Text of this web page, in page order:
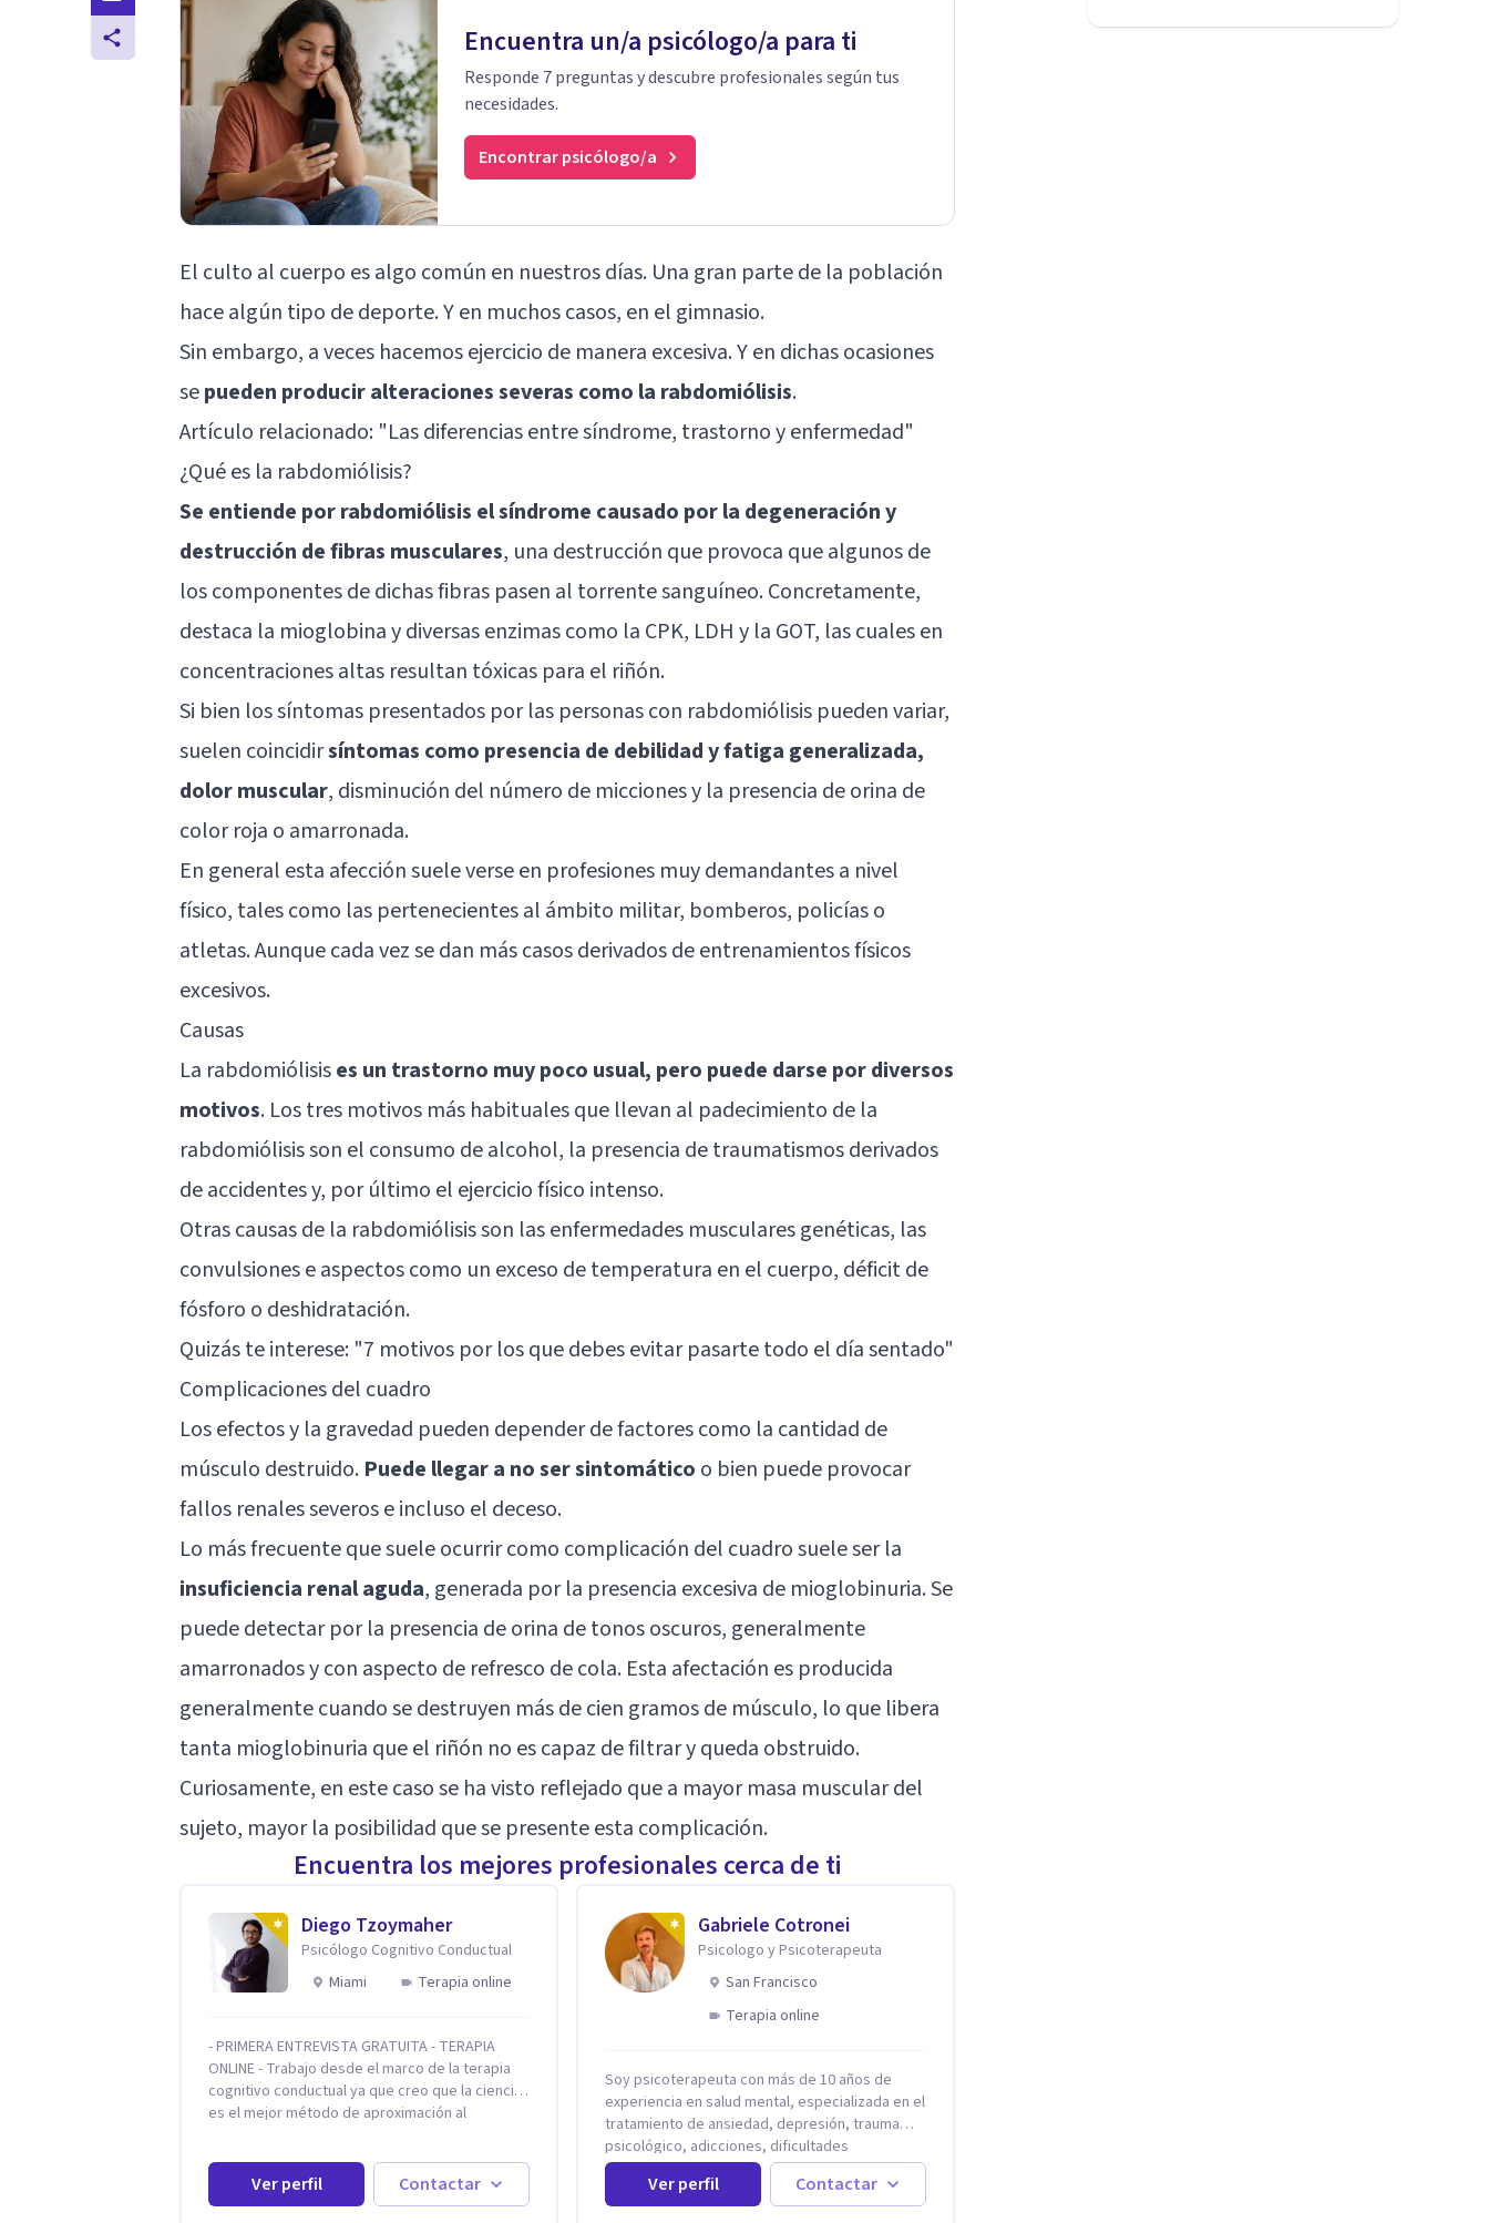
Encuentra un/a psicólogo/a para ti
Responde 7 preguntas y descubre profesionales según tus
necesidades.
Encontrar psicólogo/a
El culto al cuerpo es algo común en nuestros días. Una gran parte de la población
hace algún tipo de deporte. Y en muchos casos, en el gimnasio.
Sin embargo, a veces hacemos ejercicio de manera excesiva. Y en dichas ocasiones
sepueden producir alteraciones severas como la rabdomiólisis.
Artículo relacionado: "Las diferencias entre síndrome, trastorno y enfermedad"
¿Qué es la rabdomiólisis?
Se entiende por rabdomiólisis el síndrome causado por la degeneración y
destrucción de fibras musculares, una destrucción que provoca que algunos de
los componentes de dichas fibras pasen al torrente sanguíneo. Concretamente,
destaca la mioglobina y diversas enzimas como la CPK, LDH y la GOT, las cuales en
concentraciones altas resultan tóxicas para el riñón.
Si bien los síntomas presentados por las personas con rabdomiólisis pueden variar,
suelen coincidirsíntomas como presencia de debilidad y fatiga generalizada,
dolor muscular, disminución del número de micciones y la presencia de orina de
color roja o amarronada.
En general esta afección suele verse en profesiones muy demandantes a nivel
físico, tales como las pertenecientes al ámbito militar, bomberos, policías o
atletas. Aunque cada vez se dan más casos derivados de entrenamientos físicos
excesivos.
Causas
La rabdomiólisises un trastorno muy poco usual, pero puede darse por diversos
motivos. Los tres motivos más habituales que llevan al padecimiento de la
rabdomiólisis son el consumo de alcohol, la presencia de traumatismos derivados
de accidentes y, por último el ejercicio físico intenso.
Otras causas de la rabdomiólisis son las enfermedades musculares genéticas, las
convulsiones e aspectos como un exceso de temperatura en el cuerpo, déficit de
fósforo o deshidratación.
Quizás te interese: "7 motivos por los que debes evitar pasarte todo el día sentado"
Complicaciones del cuadro
Los efectos y la gravedad pueden depender de factores como la cantidad de
músculo destruido. Puede llegar a no ser sintomático o bien puede provocar
fallos renales severos e incluso el deceso.
Lo más frecuente que suele ocurrir como complicación del cuadro suele ser la
insuficiencia renal aguda, generada por la presencia excesiva de mioglobinuria. Se
puede detectar por la presencia de orina de tonos oscuros, generalmente
amarronados y con aspecto de refresco de cola. Esta afectación es producida
generalmente cuando se destruyen más de cien gramos de músculo, lo que libera
tanta mioglobinuria que el riñón no es capaz de filtrar y queda obstruido.
Curiosamente, en este caso se ha visto reflejado que a mayor masa muscular del
sujeto, mayor la posibilidad que se presente esta complicación.
Encuentra los mejores profesionales cerca de ti
Diego Tzoymaher
Psicólogo Cognitivo Conductual
Miami
Terapia online
- PRIMERA ENTREVISTA GRATUITA - TERAPIA
ONLINE - Trabajo desde el marco de la terapia
cognitivo conductual ya que creo que la ciencia
es el mejor método de aproximación al
particular. Me interesan los procesos de cambio
conductual por los que una persona pueda
alcanzar sus objetivos, transitando, aceptando
Ver perfil Contactar
Gabriele Cotronei
Psicologo y Psicoterapeuta
San Francisco
Terapia online
Soy psicoterapeuta con más de 10 años de
experiencia en salud mental, especializada en el
tratamiento de ansiedad, depresión, trauma
psicológico, adicciones, dificultades
identitarias y efectos de experiencias
tempranas adversas. Ofrezco un espacio
terapéutico seguro, confidencial y
Ver perfil Contactar